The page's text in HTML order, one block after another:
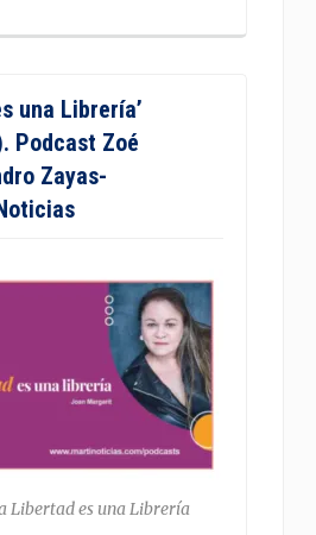
una Librería’
Podcast Zoé
Zayas-
Libertad es una Librería